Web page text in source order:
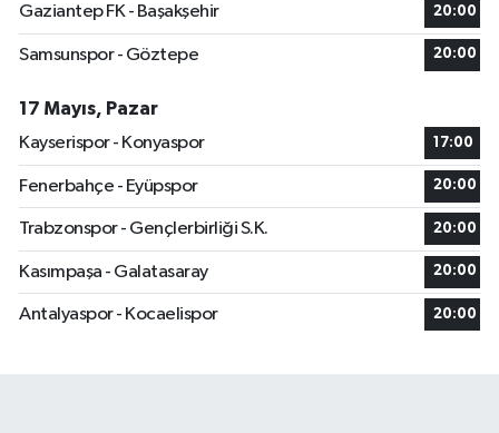
Gaziantep FK - Başakşehir 20:00
Samsunspor - Göztepe 20:00
17 Mayıs, Pazar
Kayserispor - Konyaspor
17:00
Fenerbahçe - Eyüpspor 20:00
Trabzonspor - Gençlerbirliği S.K. 20:00
Kasımpaşa - Galatasaray 20:00
Antalyaspor - Kocaelispor 20:00